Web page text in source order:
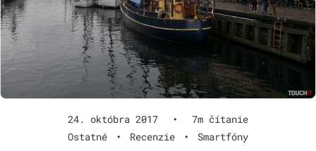
24. októbra 2017 •
7m čítanie
Ostatné
• Recenzie • Smartfóny